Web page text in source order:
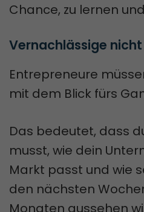
Chance, zu lernen
Vernachlässige
Entrepreneure
mit dem Blick fürs
Das bedeutet, dass
musst, wie dein
Markt passt und wie
den nächsten